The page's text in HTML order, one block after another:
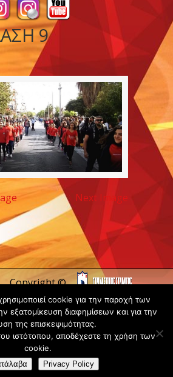
9
Next Image
Copyright ©
2020 -
All rights
reserved. -Όροι
Χρήσης
cookie για την παροχή των
εξατομίκευση διαφημίσεων και για την
της επισκεψιμότητας.
ιστότοπου, αποδέχεστε τη χρήση των
cookie.
Privacy Policy